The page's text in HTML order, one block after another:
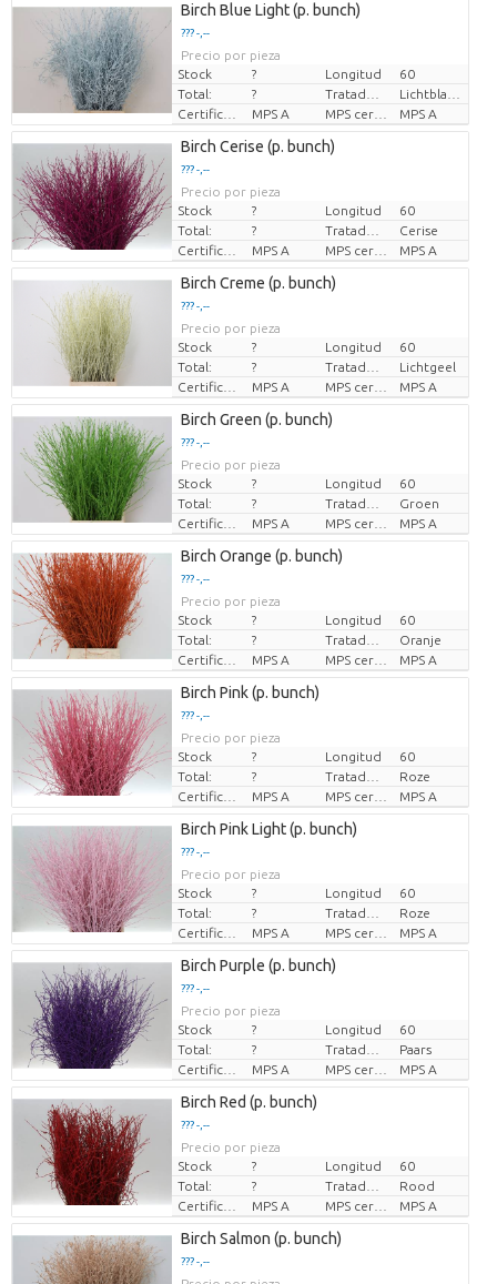
Birch Blue Light (p. bunch)
??? -,--
Precio por pieza
Stock
? Longitud
60
Total:
?
Certificado MPS
MPS A MPS A
Birch Cerise (p. bunch)
??? -,--
Precio por pieza
Stock
? Longitud
60
Total:
?
Cerise
Certificado MPS
MPS A MPS A
Birch Creme (p. bunch)
??? -,--
Precio por pieza
Stock
? Longitud
60
Total:
?
Lichtgeel
Certificado MPS
MPS A MPS A
Birch Green (p. bunch)
??? -,--
Precio por pieza
Stock
? Longitud
60
Total:
?
Groen
Certificado MPS
MPS A MPS A
Birch Orange (p. bunch)
??? -,--
Precio por pieza
Stock
? Longitud
60
Total:
?
Oranje
Certificado MPS
MPS A MPS A
Birch Pink (p. bunch)
??? -,--
Precio por pieza
Stock
? Longitud
60
Total:
?
Roze
Certificado MPS
MPS A MPS A
Birch Pink Light (p. bunch)
??? -,--
Precio por pieza
Stock
? Longitud
60
Total:
?
Roze
Certificado MPS
MPS A MPS A
Birch Purple (p. bunch)
??? -,--
Precio por pieza
Stock
? Longitud
60
Total:
?
Paars
Certificado MPS
MPS A MPS A
Birch Red (p. bunch)
??? -,--
Precio por pieza
Stock
? Longitud
60
Total:
?
Rood
Certificado MPS
MPS A MPS A
Birch Salmon (p. bunch)
??? -,--